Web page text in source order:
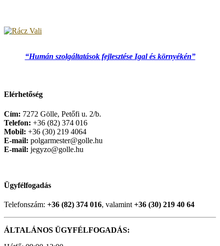
“Humán szolgáltatások fejlesztése Igal és környékén”
Elérhetőség
Cím: 7272 Gölle, Petőfi u. 2/b.
Telefon: +36 (82) 374 016
Mobil: +36 (30) 219 4064
E-mail: polgarmester@golle.hu
E-mail: jegyzo@golle.hu
Ügyfélfogadás
Telefonszám: +36 (82) 374 016, valamint +36 (30) 219 40 64
ÁLTALÁNOS ÜGYFÉLFOGADÁS: